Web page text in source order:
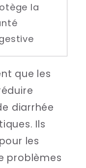
la
que les
diarrhée
Ils
les
problèmes